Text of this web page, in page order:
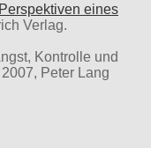
eines
Verlag.
Kontrolle und
Peter Lang